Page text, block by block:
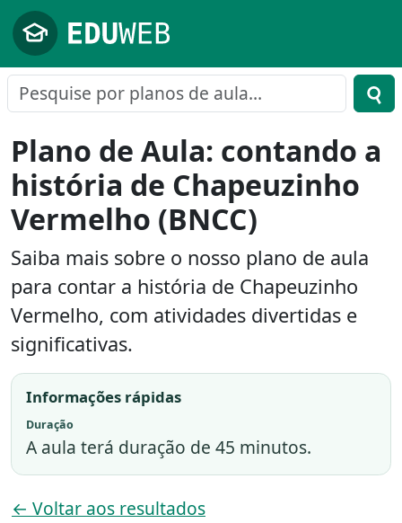
Pular para o conteúdo principal
Plano de Aula: contando a
história de Chapeuzinho
Vermelho (BNCC)
Saiba mais sobre o nosso plano de aula
para contar a história de Chapeuzinho
Vermelho, com atividades divertidas e
significativas.
Informações rápidas
Duração
A aula terá duração de 45 minutos.
← Voltar aos resultados